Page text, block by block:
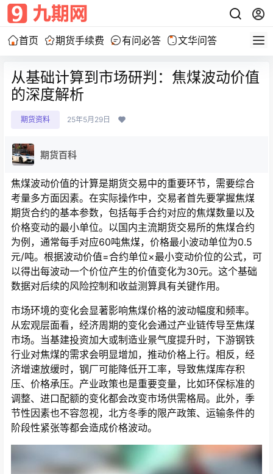
首页 期货手续费 有问必答 文华问答
从基础计算到市场研判：焦煤波动价值
的深度解析
期货资料 25年5月29日
期货百科
焦煤波动价值的计算是期货交易中的重要环节，需要综合
考量多方面因素。在实际操作中，交易者首先要掌握焦煤
期货合约的基本参数，包括每手合约对应的焦煤数量以及
价格变动的最小单位。以国内主流期货交易所的焦煤合约
为例，通常每手对应60吨焦煤，价格最小波动单位为0.5
元/吨。根据波动价值=合约单位×最小变动价位的公式，可
以得出每波动一个价位产生的价值变化为30元。这个基础
数据对后续的风险控制和收益测算具有关键作用。
市场环境的变化会显著影响焦煤价格的波动幅度和频率。
从宏观层面看，经济周期的变化会通过产业链传导至焦煤
市场。当基建投资加大或制造业景气度提升时，下游钢铁
行业对焦煤的需求会明显增加，推动价格上行。相反，经
济增速放缓时，钢厂可能降低开工率，导致焦煤库存积
压、价格承压。产业政策也是重要变量，比如环保标准的
调整、进口配额的变化都会改变市场供需格局。此外，季
节性因素也不容忽视，北方冬季的限产政策、运输条件的
阶段性紧张等都会造成价格波动。